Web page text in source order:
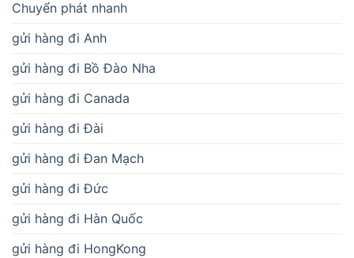
Chuyển phát nhanh
gửi hàng đi Anh
gửi hàng đi Bồ Đào Nha
gửi hàng đi Canada
gửi hàng đi Đài
gửi hàng đi Đan Mạch
gửi hàng đi Đức
gửi hàng đi Hàn Quốc
gửi hàng đi HongKong